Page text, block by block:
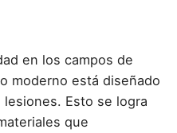
en los campos de
moderno está diseñado
Esto se logra
que